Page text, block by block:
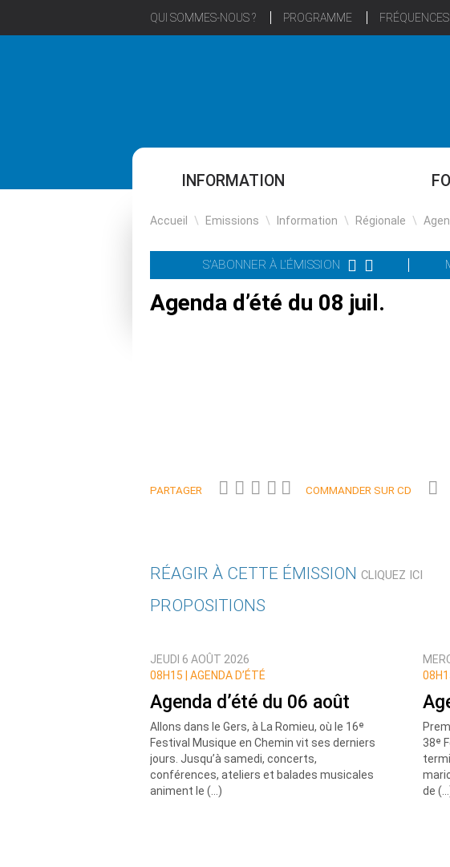
QUI SOMMES-NOUS ? PROGRAMME FRÉQUENCES
INFORMATION FOI
Accueil \ Emissions \ Information \ Régionale \
S'ABONNER À L'ÉMISSION
Agenda d’été du 08 juil.
PARTAGER COMMANDER SUR CD
RÉAGIR À CETTE ÉMISSION CLIQUEZ ICI
Nom
Courriel (non publié)
PROPOSITIONS
JEUDI 6 AOÛT 2026
08H15 |
AGENDA D’ÉTÉ
Agenda d’été du 06 août
Allons dans le Gers, à La Romieu, où le 16ᵉ
Festival Musique en Chemin vit ses derniers
jours. Jusqu’à samedi, concerts,
conférences, ateliers et balades musicales
animent le (…)
38ᵉ
de